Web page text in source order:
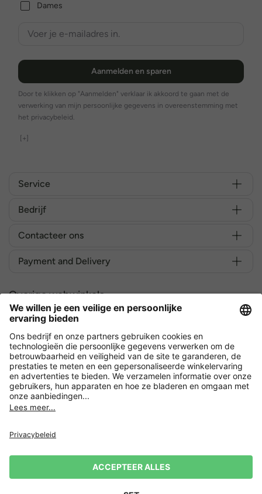
Dames
Aanmelden en sparen
Door te klikken op "Aanmelden" verklaar ik akkoord te gaan met de
verwerking van mijn persoonlijke gegevens in overeenstemming met
het privacybeleid.
[+]
Service
Bedrijf
Contacteer ons
Payment and Delivery
Overige webwinkels
België
Versleuteling met
Impressum
Cookie-instellingen